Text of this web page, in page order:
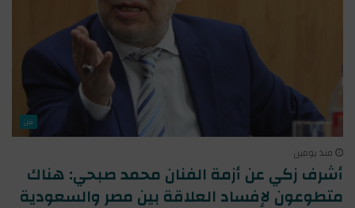
فن
منذ يومين
أشرف زكي عن أزمة الفنان محمد صبحي: هناك
متطوعون لإفساد العلاقة بين مصر والسعودية